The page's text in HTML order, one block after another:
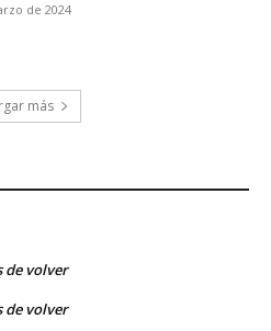
de 2024
más
de volver
de volver